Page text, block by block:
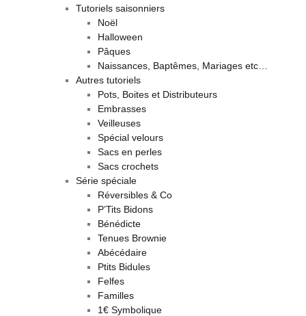
Tutoriels saisonniers
Noël
Halloween
Pâques
Naissances, Baptêmes, Mariages etc…
Autres tutoriels
Pots, Boites et Distributeurs
Embrasses
Veilleuses
Spécial velours
Sacs en perles
Sacs crochets
Série spéciale
Réversibles & Co
P’Tits Bidons
Bénédicte
Tenues Brownie
Abécédaire
Ptits Bidules
Felfes
Familles
1€ Symbolique